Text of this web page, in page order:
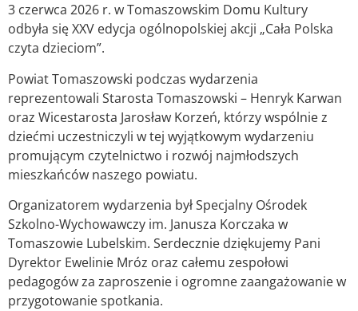
3 czerwca 2026 r. w Tomaszowskim Domu Kultury
odbyła się XXV edycja ogólnopolskiej akcji „Cała Polska
czyta dzieciom”.
Powiat Tomaszowski podczas wydarzenia
reprezentowali Starosta Tomaszowski – Henryk Karwan
oraz Wicestarosta Jarosław Korzeń, którzy wspólnie z
dziećmi uczestniczyli w tej wyjątkowym wydarzeniu
promującym czytelnictwo i rozwój najmłodszych
mieszkańców naszego powiatu.
Organizatorem wydarzenia był Specjalny Ośrodek
Szkolno-Wychowawczy im. Janusza Korczaka w
Tomaszowie Lubelskim. Serdecznie dziękujemy Pani
Dyrektor Ewelinie Mróz oraz całemu zespołowi
pedagogów za zaproszenie i ogromne zaangażowanie w
przygotowanie spotkania.